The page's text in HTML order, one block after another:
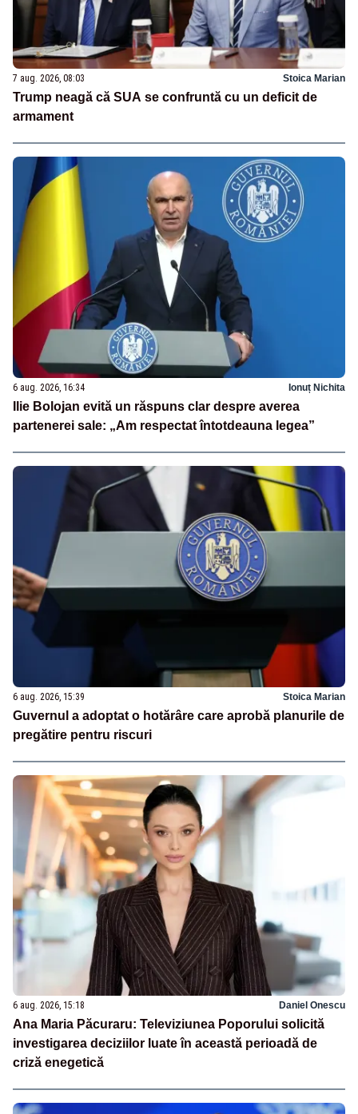
7 aug. 2026, 08:03 Stoica Marian
Trump neagă că SUA se confruntă cu un deficit de
armament
6 aug. 2026, 16:34 Ionuț Nichita
Ilie Bolojan evită un răspuns clar despre averea
partenerei sale: „Am respectat întotdeauna legea”
6 aug. 2026, 15:39 Stoica Marian
Guvernul a adoptat o hotărâre care aprobă planurile de
pregătire pentru riscuri
6 aug. 2026, 15:18 Daniel Onescu
Ana Maria Păcuraru: Televiziunea Poporului solicită
investigarea deciziilor luate în această perioadă de
criză enegetică